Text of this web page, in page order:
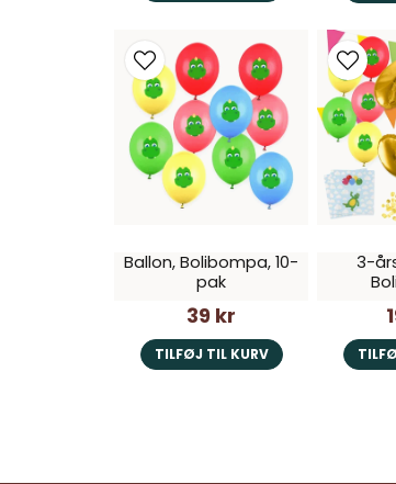
Ballon, Bolibompa, 10-
pak
39 kr
TILFØJ TIL KURV
3-